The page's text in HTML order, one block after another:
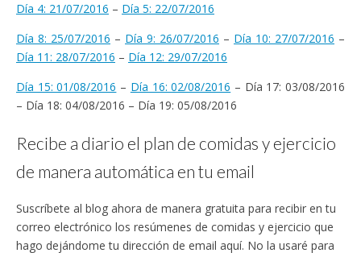
Día 4: 21/07/2016 – Día 5: 22/07/2016
Día 8: 25/07/2016 – Día 9: 26/07/2016 – Día 10: 27/07/2016 –
Día 11: 28/07/2016 – Día 12: 29/07/2016
Día 15: 01/08/2016 – Día 16: 02/08/2016 – Día 17: 03/08/2016
– Día 18: 04/08/2016 – Día 19: 05/08/2016
Recibe a diario el plan de comidas y ejercicio
de manera automática en tu email
Suscríbete al blog ahora de manera gratuita para recibir en tu
correo electrónico los resúmenes de comidas y ejercicio que
hago dejándome tu dirección de email aquí. No la usaré para